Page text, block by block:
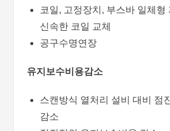
코일, 고정장치, 부스바 일체형
신속한 코일 교체
공구수명연장
유지보수비용감소
스캔방식 열처리 설비 대비 점
감소